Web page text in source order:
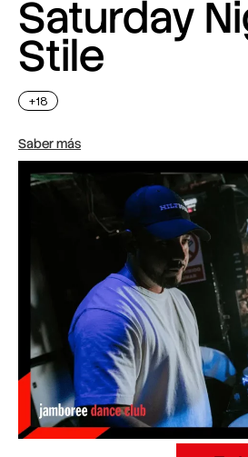
Saturday
Stile
+18
Saber más